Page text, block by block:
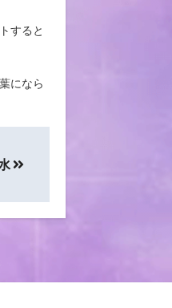
すると
になら